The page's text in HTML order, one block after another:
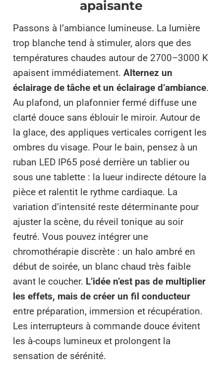
apaisante
Passons à l’ambiance lumineuse. La lumière
trop blanche tend à stimuler, alors que des
températures chaudes autour de 2700–3000 K
apaisent immédiatement. Alternez un
éclairage de tâche et un éclairage d’ambiance.
Au plafond, un plafonnier fermé diffuse une
clarté douce sans éblouir le miroir. Autour de
la glace, des appliques verticales corrigent les
ombres du visage. Pour le bain, pensez à un
ruban LED IP65 posé derrière un tablier ou
sous une tablette : la lueur indirecte détoure la
pièce et ralentit le rythme cardiaque. La
variation d’intensité reste déterminante pour
ajuster la scène, du réveil tonique au soir
feutré. Vous pouvez intégrer une
chromothérapie discrète : un halo ambré en
début de soirée, un blanc chaud très faible
avant le coucher. L’idée n’est pas de multiplier
les effets, mais de créer un fil conducteur
entre préparation, immersion et récupération.
Les interrupteurs à commande douce évitent
les à-coups lumineux et prolongent la
sensation de sérénité.